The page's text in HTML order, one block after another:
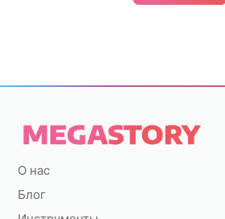
О нас
Блог